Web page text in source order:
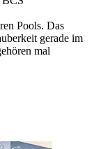
Pools. Das
gerade im
mal